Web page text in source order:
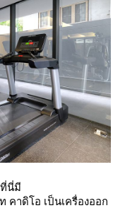
นี่มี
คาดิโอ เป็นเครื่องออก